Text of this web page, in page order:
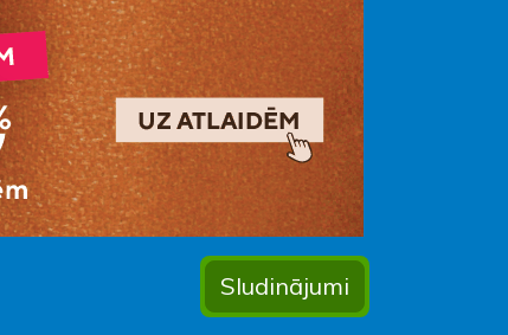
Sludinājumi